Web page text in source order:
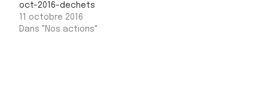
oct-2016-dechets
11 octobre 2016
Dans "Nos actions"